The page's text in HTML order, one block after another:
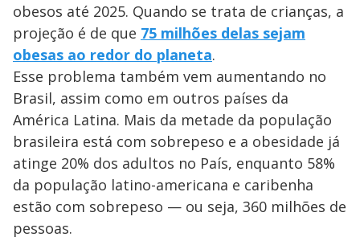
obesos até 2025. Quando se trata de crianças, a
projeção é de que 75 milhões delas sejam
obesas ao redor do planeta.
Esse problema também vem aumentando no
Brasil, assim como em outros países da
América Latina. Mais da metade da população
brasileira está com sobrepeso e a obesidade já
atinge 20% dos adultos no País, enquanto 58%
da população latino-americana e caribenha
estão com sobrepeso — ou seja, 360 milhões de
pessoas.